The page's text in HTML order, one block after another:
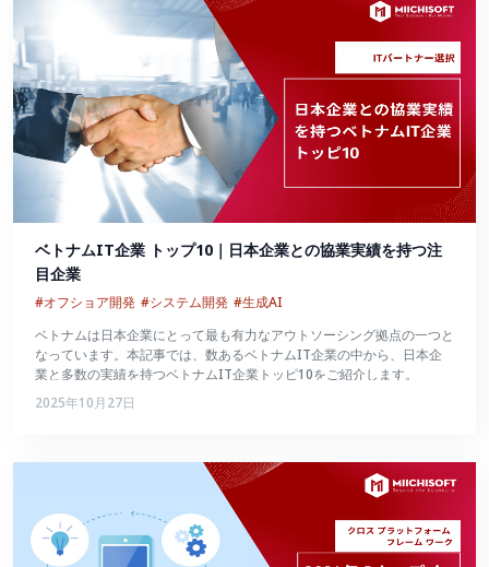
ベトナムIT企業 トップ10｜日本企業との協業実績を持つ注
目企業
#オフショア開発 #システム開発 #生成AI
ベトナムは日本企業にとって最も有力なアウトソーシング拠点の一つと
なっています。本記事では、数あるベトナムIT企業の中から、日本企
業と多数の実績を持つベトナムIT企業トッピ10をご紹介します。
2025年10月27日